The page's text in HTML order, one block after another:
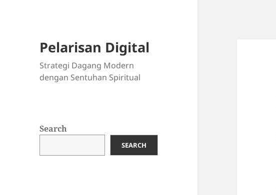
Pelarisan Digital
Strategi Dagang Modern
dengan Sentuhan Spiritual
Search
SEARCH